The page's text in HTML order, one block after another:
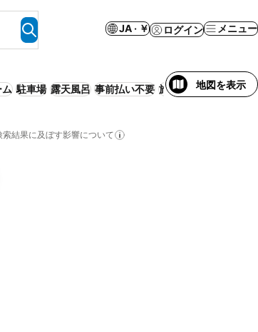
JA · ￥ ログイン メニュー
ム 駐車場 露天風呂 事前払い不要 旅館 WiFi ゲストハ
地図を表示
結果に及ぼす影響について
入りに追加